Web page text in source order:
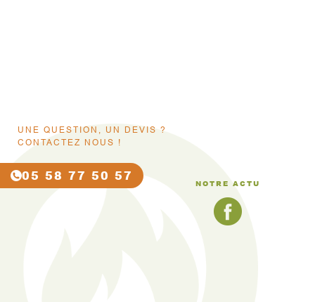
UNE QUESTION, UN DEVIS ?
CONTACTEZ NOUS !
05 58 77 50 57
NOTRE ACTU